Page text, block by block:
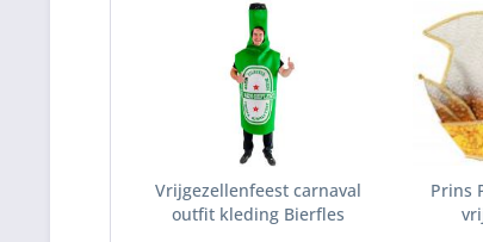
Vrijgezellenfeest carnaval
outfit kleding Bierfles
Prins